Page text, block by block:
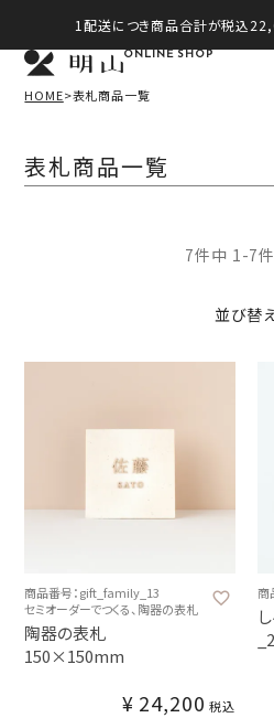
1配送につき商品合計が税込
ONLINE SHOP
HOME 表札商品一覧
表札商品一覧
並び替
7件中 1 -7
商品番号：gift_family_13
セミオーダーでつくる、陶器の表札
陶器の表札
150×150mm
¥ 24,200 税込
商